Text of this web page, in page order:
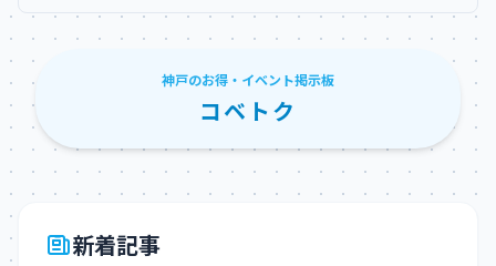
神戸のお得・イベント掲示板
コベトク
新着記事